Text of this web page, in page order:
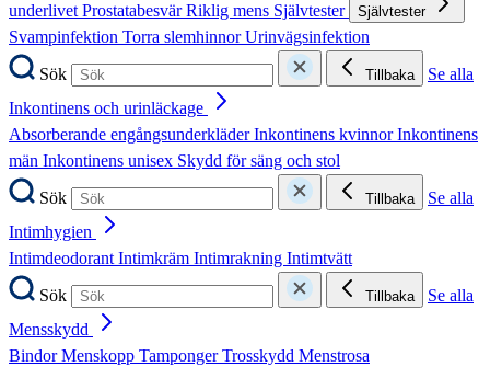
underlivetProstatabesvärRiklig mens Självtester Självtester
Svampinfektion Torra slemhinnorUrinvägsinfektion
Sök
Tillbaka
Se alla
Inkontinens och urinläckage
Absorberande engångsunderkläderInkontinens kvinnorInkontinens
män Inkontinens unisex Skydd för säng och stol
Sök
Tillbaka
Se alla
Intimhygien
IntimdeodorantIntimkräm Intimrakning Intimtvätt
Sök
Tillbaka
Se alla
Mensskydd
BindorMenskopp TampongerTrosskydd Menstrosa